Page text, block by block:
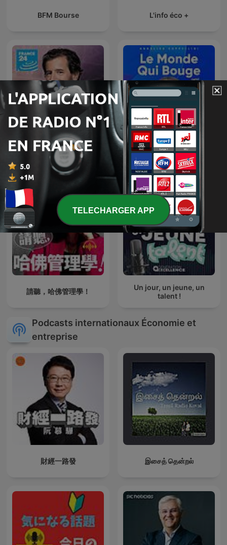
BFM Bourse L'info éco +
Info éco Le monde qui bouge
請聽，哈佛管理學！
Un jour, un jeune, un
talent !
Podcasts internationaux Économie et
entreprise
財經一路發 இசைத் தென்றல்
TELECHARGER APP